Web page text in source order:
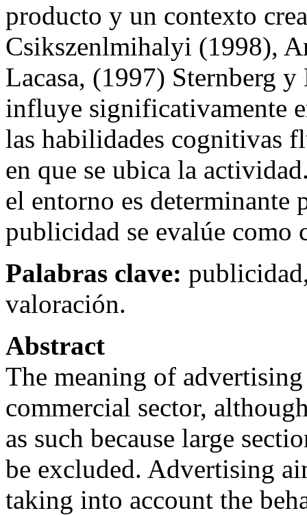
producto y un contexto
Csikszenlmihalyi (1998),
Lacasa, (1997) Sternberg
influye significativamente
las habilidades cognitivas
en que se ubica la
el entorno es determinante
publicidad se evalúe como
Palabras clave:
valoración.
Abstract
The meaning of
commercial sector,
as such because large
be excluded. Advertising
taking into account the